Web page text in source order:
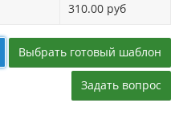
310.00 руб
Выбрать готовый шаблон
Задать вопрос